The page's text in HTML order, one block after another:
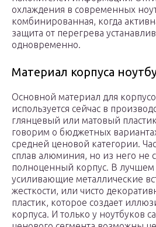
охлаждения в современных
комбинированная, когда
защита от перегрева
одновременно.
Материал корпуса
Основной материал для
используется сейчас в
глянцевый или матовый
говорим о бюджетных
средней ценовой категории.
сплав алюминия, но из него не
полноценный корпус. В лучшем
усиливающие металлические
жесткости, или чисто
пластик, которое создает
корпуса. И только у ноутбуков